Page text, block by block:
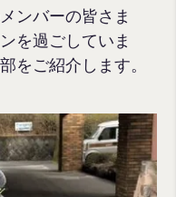
ンバーの皆さま
を過ごしていま
をご紹介します。